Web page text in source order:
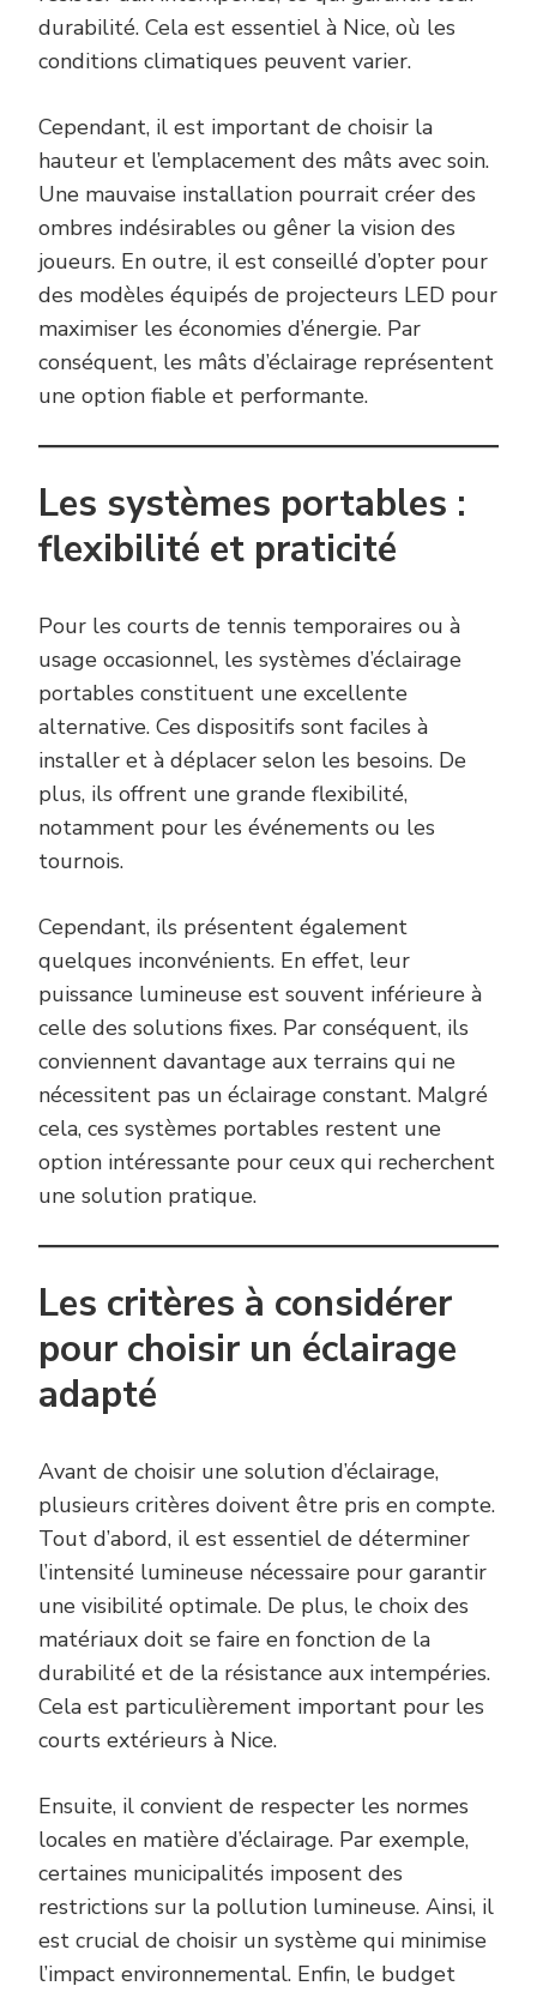
durabilité. Cela est essentiel à Nice, où les
conditions climatiques peuvent varier.
Cependant, il est important de choisir la
hauteur et l’emplacement des mâts avec soin.
Une mauvaise installation pourrait créer des
ombres indésirables ou gêner la vision des
joueurs. En outre, il est conseillé d’opter pour
des modèles équipés de projecteurs LED pour
maximiser les économies d’énergie. Par
conséquent, les mâts d’éclairage représentent
une option fiable et performante.
Les systèmes portables :
flexibilité et praticité
Pour les courts de tennis temporaires ou à
usage occasionnel, les systèmes d’éclairage
portables constituent une excellente
alternative. Ces dispositifs sont faciles à
installer et à déplacer selon les besoins. De
plus, ils offrent une grande flexibilité,
notamment pour les événements ou les
tournois.
Cependant, ils présentent également
quelques inconvénients. En effet, leur
puissance lumineuse est souvent inférieure à
celle des solutions fixes. Par conséquent, ils
conviennent davantage aux terrains qui ne
nécessitent pas un éclairage constant. Malgré
cela, ces systèmes portables restent une
option intéressante pour ceux qui recherchent
une solution pratique.
Les critères à considérer
pour choisir un éclairage
adapté
Avant de choisir une solution d’éclairage,
plusieurs critères doivent être pris en compte.
Tout d’abord, il est essentiel de déterminer
l’intensité lumineuse nécessaire pour garantir
une visibilité optimale. De plus, le choix des
matériaux doit se faire en fonction de la
durabilité et de la résistance aux intempéries.
Cela est particulièrement important pour les
courts extérieurs à Nice.
Ensuite, il convient de respecter les normes
locales en matière d’éclairage. Par exemple,
certaines municipalités imposent des
restrictions sur la pollution lumineuse. Ainsi, il
est crucial de choisir un système qui minimise
l’impact environnemental. Enfin, le budget